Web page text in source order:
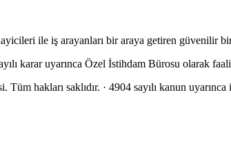
ile iş arayanları bir araya getiren güvenilir
karar uyarınca Özel İstihdam Bürosu olarak
Tüm hakları saklıdır. · 4904 sayılı kanun